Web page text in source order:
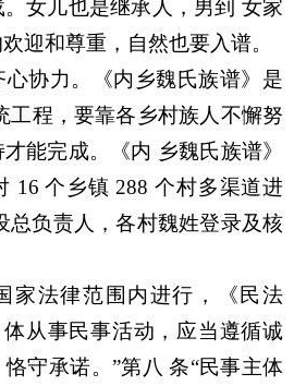
女儿也是继承人，男到 女家
迎和尊重，自然也要入谱。
协力。《内乡魏氏族谱》是
工程，要靠各乡村族人不懈努
能完成。《内 乡魏氏族谱》
16个乡镇 288个村多渠道进
总负责人，各村魏姓登录及核
家法律范围内进行，《民法
从事民事活动，应当遵循诚
守承诺。 ”第八 条“民事主体